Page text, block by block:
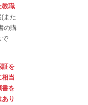
教職
また
の購
で
証を
相当
書を
り